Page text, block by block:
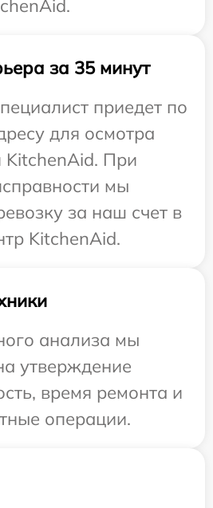
за 35 минут
приедет по
для осмотра
KitchenAid. При
мы
за наш счет в
KitchenAid.
анализа мы
утверждение
время ремонта и
операции.